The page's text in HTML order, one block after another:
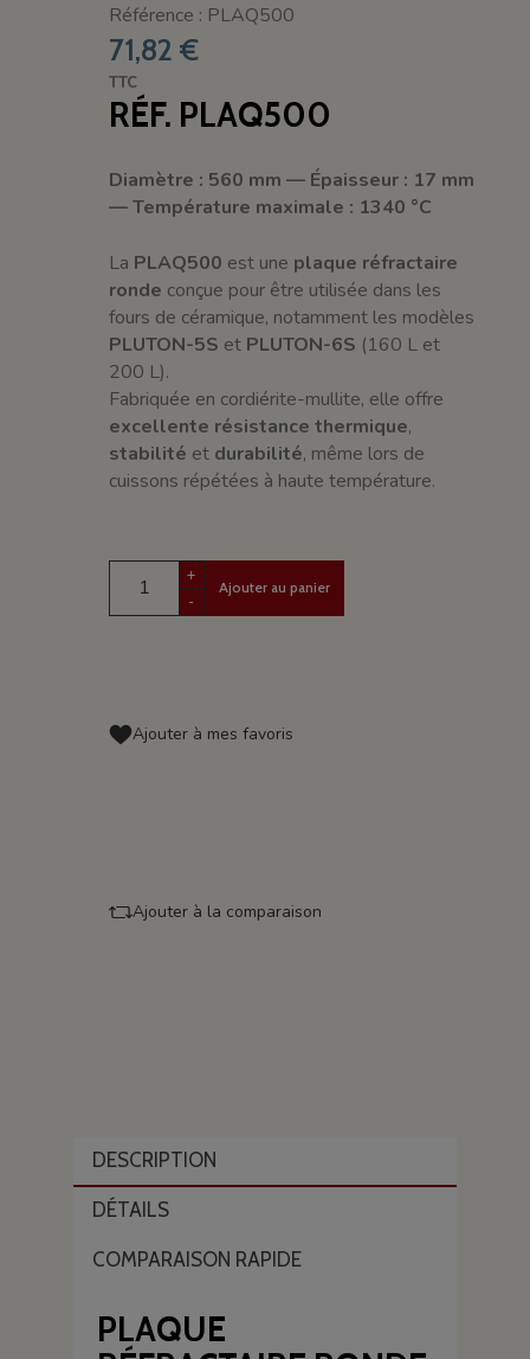
Référence : PLAQ500
71,82 €
TTC
RÉF. PLAQ500
Diamètre : 560 mm — Épaisseur : 17 mm
— Température maximale : 1340 °C
La PLAQ500 est une plaque réfractaire
ronde conçue pour être utilisée dans les
fours de céramique, notamment les modèles
PLUTON-5S et PLUTON-6S (160 L et
200 L).
Fabriquée en cordiérite-mullite, elle offre
excellente résistance thermique,
stabilité et durabilité, même lors de
cuissons répétées à haute température.
+
-
Ajouter au panier
Ajouter à mes favoris
Ajouter à la comparaison
DESCRIPTION
DÉTAILS
COMPARAISON RAPIDE
PLAQUE